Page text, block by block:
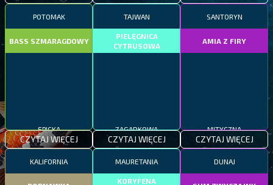
POTOMAK
BASS SZMARAGDOWY
EPICKA
CZYTAJ WIĘCEJ
TAJWAN
PIELĘGNICA
CYTRUSOWA
ZAGADKOWA
CZYTAJ WIĘCEJ
SANTORYN
AMIA Z FIRY
MITYCZNA
CZYTAJ WIĘCEJ
KALIFORNIA MAURETANIA
KORYFENA
DUNAJ